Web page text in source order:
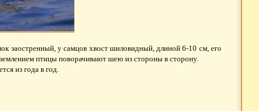
заостренный, у самцов хвост шиловидный, длиной 6-10 см, его
птицы поворачивают шею из стороны в сторону.
из года в год.